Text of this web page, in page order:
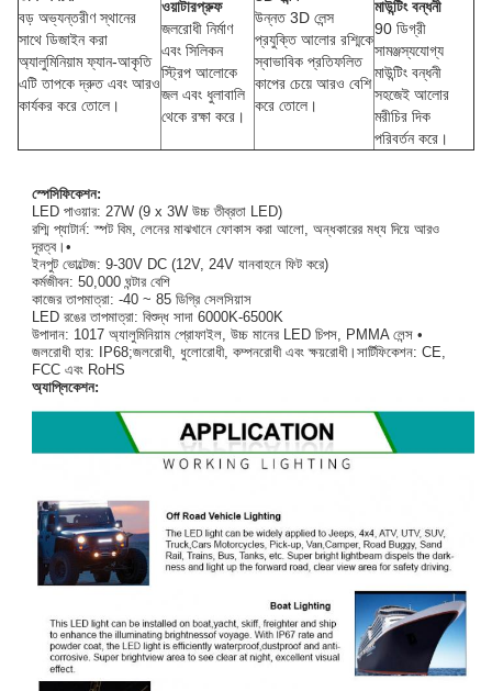
বড় অভ্যন্তরীণ স্থানের
সাথে ডিজাইন করা
অ্যালুমিনিয়াম ফ্যান-আকৃতি
এটি তাপকে দ্রুত এবং আরও
কার্যকর করে তোলে।
ওয়াটারপ্রুফ
জলরোধী নির্মাণ
এবং সিলিকন
স্ট্রিপ আলোকে
জল এবং ধুলাবালি
থেকে রক্ষা করে।
উন্নত 3D লেন্স
প্রযুক্তি আলোর রশ্মিকে
স্বাভাবিক প্রতিফলিত
কাপের চেয়ে আরও বেশি
করে তোলে।
মাউন্টিং বন্ধনী
90 ডিগ্রী
সামঞ্জস্যযোগ্য
মাউন্টিং বন্ধনী
সহজেই আলোর
মরীচির দিক
পরিবর্তন করে।
স্পেসিফিকেশন:
LED পাওয়ার: 27W (9 x 3W উচ্চ তীব্রতা LED)
রশ্মি প্যাটার্ন: স্পট বিম, লেনের মাঝখানে ফোকাস করা আলো, অন্ধকারের মধ্য দিয়ে আরও
দূরত্ব।•
ইনপুট ভোল্টেজ: 9-30V DC (12V, 24V যানবাহনে ফিট করে)
কর্মজীবন: 50,000 ঘন্টার বেশি
কাজের তাপমাত্রা: -40 ~ 85 ডিগ্রি সেলসিয়াস
LED রঙের তাপমাত্রা: বিশুদ্ধ সাদা 6000K-6500K
উপাদান: 1017 অ্যালুমিনিয়াম প্রোফাইল, উচ্চ মানের LED চিপস, PMMA লেন্স •
জলরোধী হার: IP68;জলরোধী, ধুলোরোধী, কম্পনরোধী এবং ক্ষয়রোধী।সার্টিফিকেশন: CE,
FCC এবং RoHS
অ্যাপ্লিকেশন: